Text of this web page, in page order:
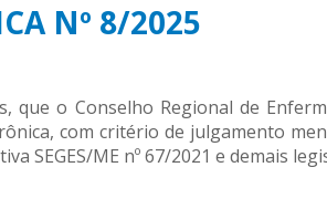
Nº 8/2025
que o Conselho Regional de
com critério de julgamento
SEGES/ME nº 67/2021 e demais